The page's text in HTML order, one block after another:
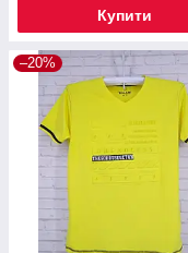
Купити
–20%